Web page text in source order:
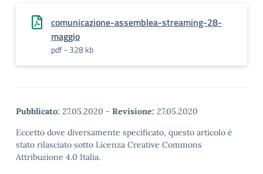
comunicazione-assemblea-streaming-28-
maggio
pdf - 328 kb
Pubblicato: 27.05.2020 - Revisione: 27.05.2020
Eccetto dove diversamente specificato, questo articolo è
stato rilasciato sotto Licenza Creative Commons
Attribuzione 4.0 Italia.